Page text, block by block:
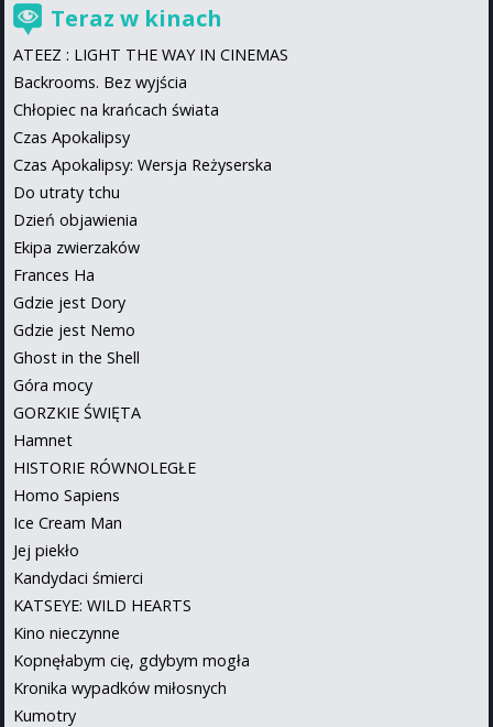
Teraz w kinach
ATEEZ : LIGHT THE WAY IN CINEMAS
Backrooms. Bez wyjścia
Chłopiec na krańcach świata
Czas Apokalipsy
Czas Apokalipsy: Wersja Reżyserska
Do utraty tchu
Dzień objawienia
Ekipa zwierzaków
Frances Ha
Gdzie jest Dory
Gdzie jest Nemo
Ghost in the Shell
Góra mocy
GORZKIE ŚWIĘTA
Hamnet
HISTORIE RÓWNOLEGŁE
Homo Sapiens
Ice Cream Man
Jej piekło
Kandydaci śmierci
KATSEYE: WILD HEARTS
Kino nieczynne
Kopnęłabym cię, gdybym mogła
Kronika wypadków miłosnych
Kumotry